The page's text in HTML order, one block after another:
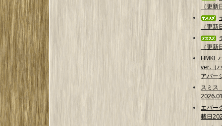
（更
（更
（更
HMKL
ver.（
アバー
スミス
エバー
載日